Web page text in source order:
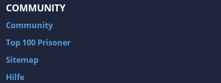
COMMUNITY
Community
Top 100 Prisoner
Sitemap
Hilfe